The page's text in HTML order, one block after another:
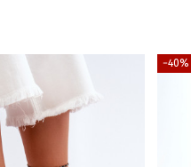
−40%